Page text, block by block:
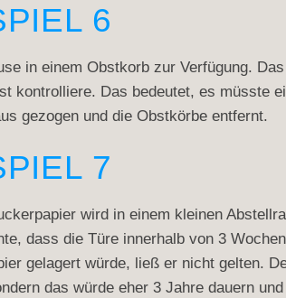
6
in einem Obstkorb zur Verfügung.
kontrolliere. Das bedeutet, es müsste
gezogen und die Obstkörbe entfernt.
7
wird in einem kleinen
dass die Türe innerhalb von 3
gelagert würde, ließ er nicht gelten.
das würde eher 3 Jahre dauern